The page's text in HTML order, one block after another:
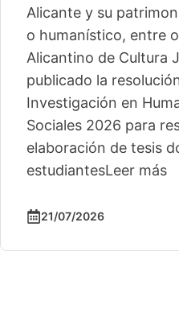
Alicante y su
o humanístico, entre
Alicantino de Cultura
publicado la
Investigación en
Sociales 2026 para
elaboración de tesis
estudiantesLeer más
21/07/2026